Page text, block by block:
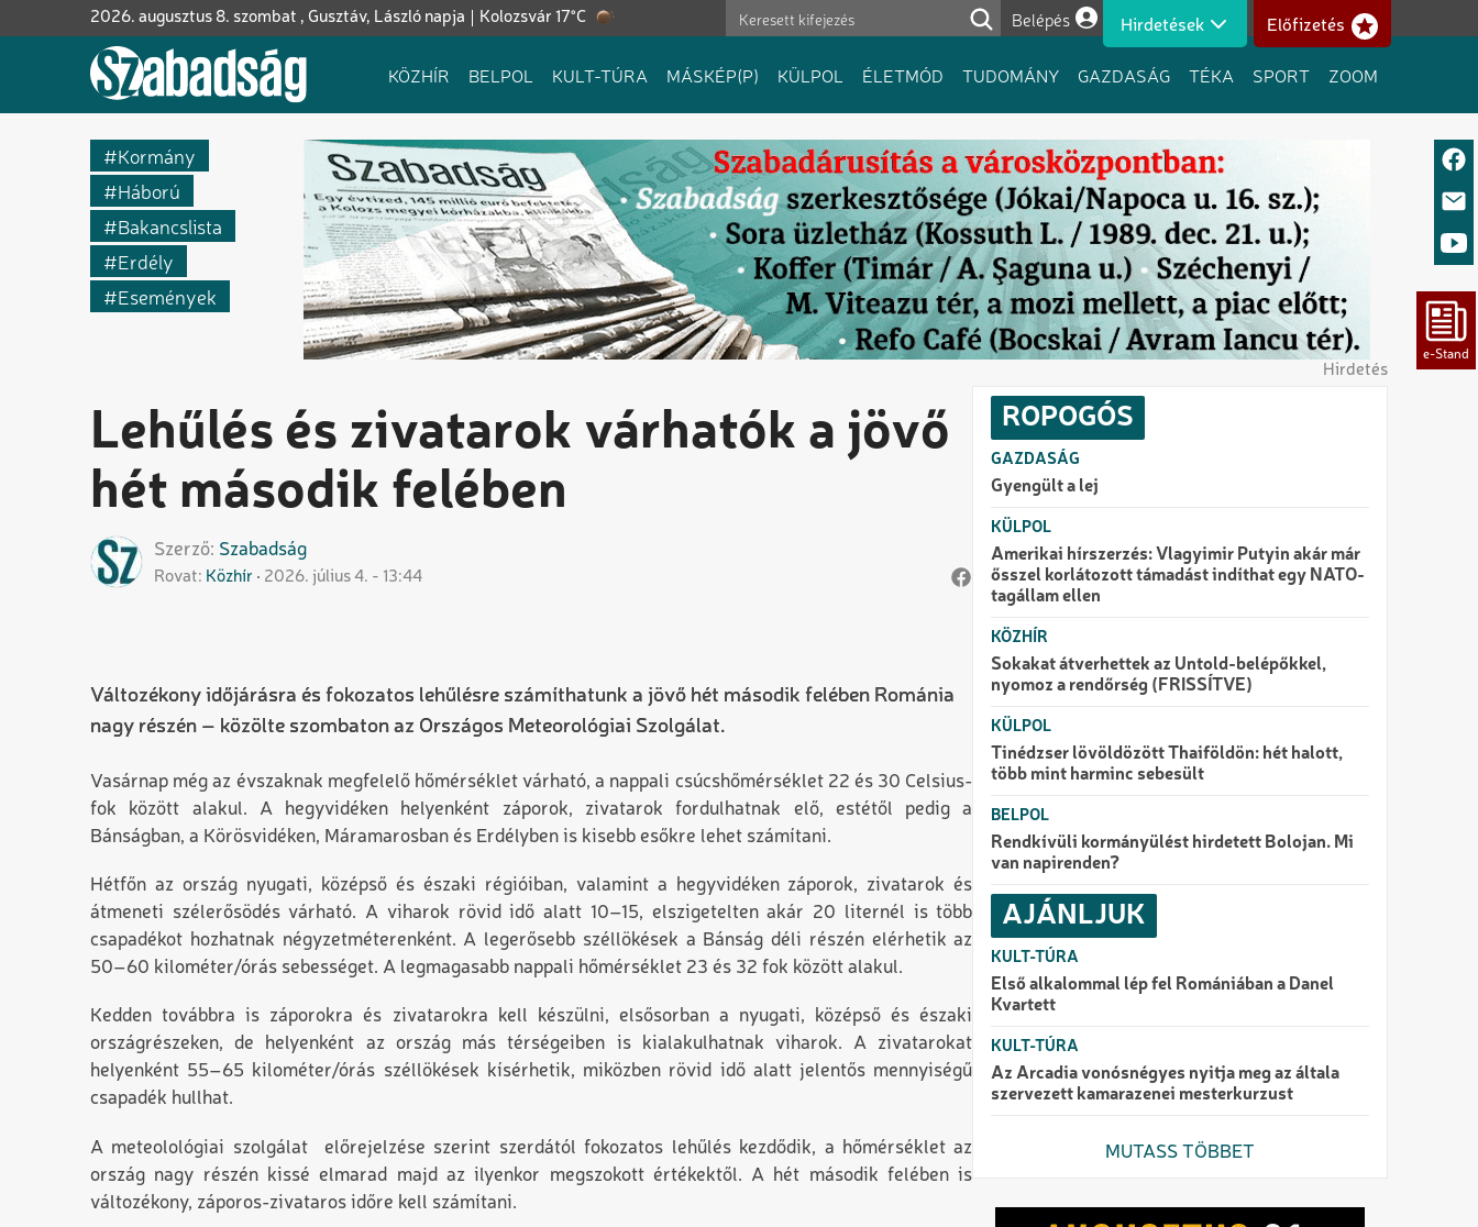
a
Kolozsvár 17°C
2026. augusztus 8. szombat , Gusztáv, László napja
Felhasználói fiók menüje
Belépés Hirdetések Előfizetés
Fő
KÖZHÍR BELPOL KULT-TÚRA MÁSKÉP(P) KÜLPOL ÉLETMÓD TUDOMÁNY GAZDASÁG TÉKA SPORT ZOOM
Kormány
Háború
Bakancslista
Erdély
Események
Hirdetés
Lehűlés és zivatarok várhatók a jövő
hét második felében
Szerző Szabadság
Rovat Közhír 2026. július 4. - 13:44
Változékony időjárásra és fokozatos lehűlésre számíthatunk a jövő hét második felében Románia
nagy részén – közölte szombaton az Országos Meteorológiai Szolgálat.
Vasárnap még az évszaknak megfelelő hőmérséklet várható, a nappali csúcshőmérséklet 22 és 30 Celsius-
fok között alakul. A hegyvidéken helyenként záporok, zivatarok fordulhatnak elő, estétől pedig a
Bánságban, a Körösvidéken, Máramarosban és Erdélyben is kisebb esőkre lehet számítani.
Hétfőn az ország nyugati, középső és északi régióiban, valamint a hegyvidéken záporok, zivatarok és
átmeneti szélerősödés várható. A viharok rövid idő alatt 10–15, elszigetelten akár 20 liternél is több
csapadékot hozhatnak négyzetméterenként. A legerősebb széllökések a Bánság déli részén elérhetik az
50–60 kilométer/órás sebességet. A legmagasabb nappali hőmérséklet 23 és 32 fok között alakul.
Kedden továbbra is záporokra és zivatarokra kell készülni, elsősorban a nyugati, középső és északi
országrészeken, de helyenként az ország más térségeiben is kialakulhatnak viharok. A zivatarokat
helyenként 55–65 kilométer/órás széllökések kísérhetik, miközben rövid idő alatt jelentős mennyiségű
csapadék hullhat.
A meteolológiai szolgálat előrejelzése szerint szerdától fokozatos lehűlés kezdődik, a hőmérséklet az
ország nagy részén kissé elmarad majd az ilyenkor megszokott értékektől. A hét második felében is
változékony, záporos-zivataros időre kell számítani.
ROPOGÓS
GAZDASÁG
Gyengült a lej
KÜLPOL
Amerikai hírszerzés: Vlagyimir Putyin akár már
ősszel korlátozott támadást indíthat egy NATO-
tagállam ellen
KÖZHÍR
Sokakat átverhettek az Untold-belépőkkel,
nyomoz a rendőrség (FRISSÍTVE)
KÜLPOL
Tinédzser lövöldözött Thaiföldön: hét halott,
több mint harminc sebesült
BELPOL
Rendkívüli kormányülést hirdetett Bolojan. Mi
van napirenden?
AJÁNLJUK
KULT-TÚRA
Első alkalommal lép fel Romániában a Danel
Kvartett
KULT-TÚRA
Az Arcadia vonósnégyes nyitja meg az általa
szervezett kamarazenei mesterkurzust
MUTASS TÖBBET